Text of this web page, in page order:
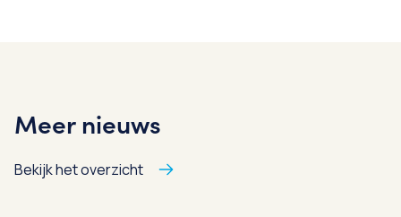
Meer nieuws
Bekijk het overzicht